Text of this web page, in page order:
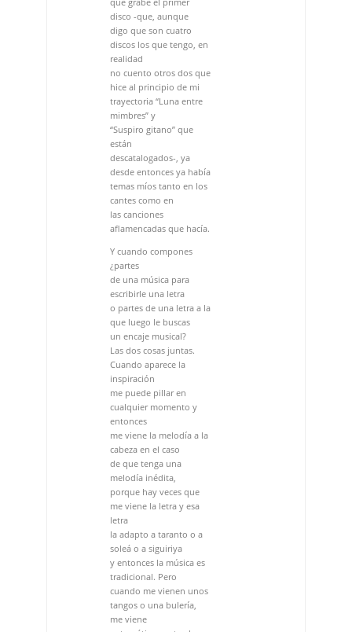
mimbres” y
“Suspiro gitano” que
están
descatalogados-, ya
desde entonces ya había
temas míos tanto en los
cantes como en
las canciones
aflamencadas que hacía.
Y cuando compones
¿partes
de una música para
escribirle una letra
o partes de una letra a la
que luego le buscas
un encaje musical?
Las dos cosas juntas.
Cuando aparece la
inspiración
me puede pillar en
cualquier momento y
entonces
me viene la melodía a la
cabeza en el caso
de que tenga una
melodía inédita,
porque hay veces que
me viene la letra y esa
letra
la adapto a taranto o a
soleá o a siguiriya
y entonces la música es
tradicional. Pero
cuando me vienen unos
tangos o una bulería,
me viene
automáticamente el
ritmo y la
melodía y la letra.
“Hay que irse
al lirismo para poder
hacer letras flamencas y
poder cantarlas”